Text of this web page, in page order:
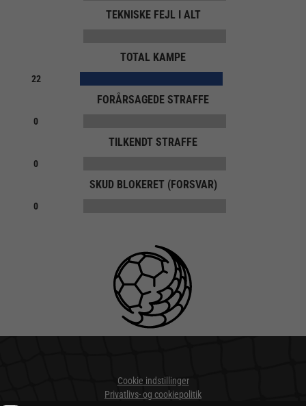
TEKNISKE FEJL I ALT
TOTAL KAMPE
22
FORÅRSAGEDE STRAFFE
0
TILKENDT STRAFFE
0
SKUD BLOKERET (FORSVAR)
0
Cookie indstillinger
Privatlivs- og cookiepolitik